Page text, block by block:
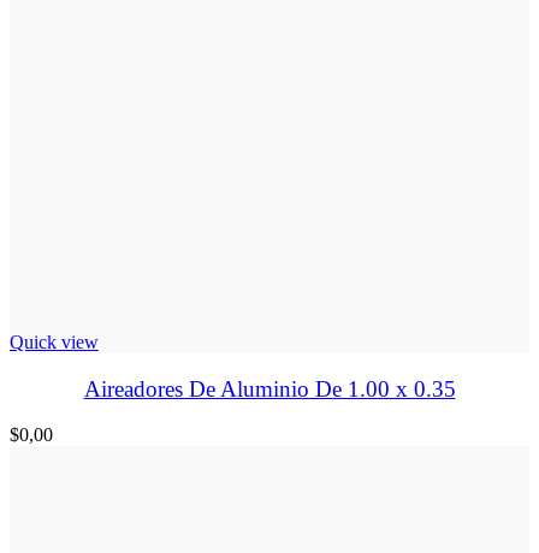
Quick view
Aireadores De Aluminio De 1.00 x 0.35
$0,00